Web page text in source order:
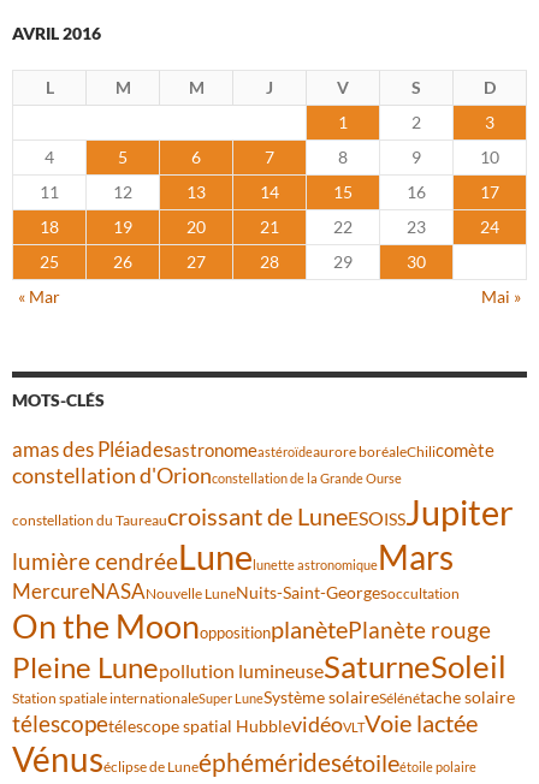
AVRIL 2016
L M M J V S
D
1
2
3
4
5 6 7 8 9
10
11
12 13 14 15 16
17
18
19 20 21 22 23
24
25
26 27 28 29
30
« Mar
Mai »
MOTS-CLÉS
amas des Pléiadesastronomeastéroïdeaurore boréaleChilicomète
constellation d'Orionconstellation de la Grande Ourse
constellation du Taureaucroissant de LuneESOISSJupiter
lumière cendréeLune lunette astronomiqueMars
MercureNASANouvelle LuneNuits-Saint-Georgesoccultation
On the MoonoppositionplanètePlanète rouge
Pleine Lunepollution lumineuseSaturneSoleil
Station spatiale internationaleSuper LuneSystème solaireSélénétache solaire
télescopetélescope spatial HubblevidéoVLTVoie lactée
Vénuséclipse de Luneéphéméridesétoileétoile polaire